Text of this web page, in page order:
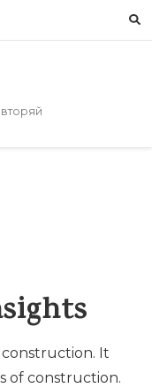
construction. It
of construction.